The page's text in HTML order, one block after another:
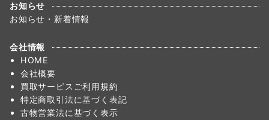
お知らせ
お知らせ・新着情報
会社情報
HOME
会社概要
買取サービスご利用規約
特定商取引法に基づく表記
古物営業法に基づく表示